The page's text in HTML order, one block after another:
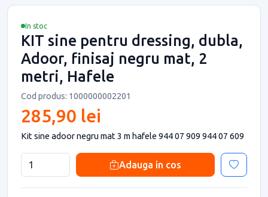
In stoc
KIT sine pentru dressing, dubla,
Adoor, finisaj negru mat, 2
metri, Hafele
Cod produs: 1000000002201
285,90 lei
Kit sine adoor negru mat 3 m hafele 944 07 909 944 07 609
Adauga in cos